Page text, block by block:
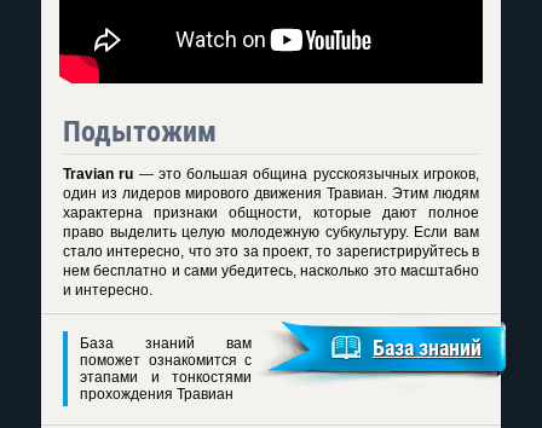
Подытожим
Travian ru — это большая община русскоязычных игроков,
один из лидеров мирового движения Травиан. Этим людям
характерна признаки общности, которые дают полное
право выделить целую молодежную субкультуру. Если вам
стало интересно, что это за проект, то зарегистрируйтесь в
нем бесплатно и сами убедитесь, насколько это масштабно
и интересно.
База знаний вам
поможет ознакомится с
этапами и тонкостями
прохождения Травиан
База знаний